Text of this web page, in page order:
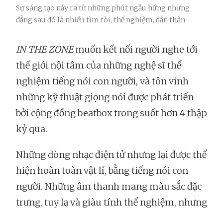
Sự sáng tạo nảy ra từ những phút ngẫu hứng nhưng
đằng sau đó là nhiều tìm tòi, thể nghiệm, dẫn thân.
IN THE ZONEmuốn kết nối người nghe tới
thế giới nội tâm của những nghệ sĩ thể
nghiệm tiếng nói con người, và tôn vinh
những kỹ thuật giọng nói được phát triển
bởi cộng đồng beatbox trong suốt hơn 4 thập
kỷ qua.
Những dòng nhạc điện tử nhưng lại được thể
hiện hoàn toàn vật lí, bằng tiếng nói con
người. Những âm thanh mang màu sắc đặc
trưng, tuy lạ và giàu tính thể nghiệm, nhưng